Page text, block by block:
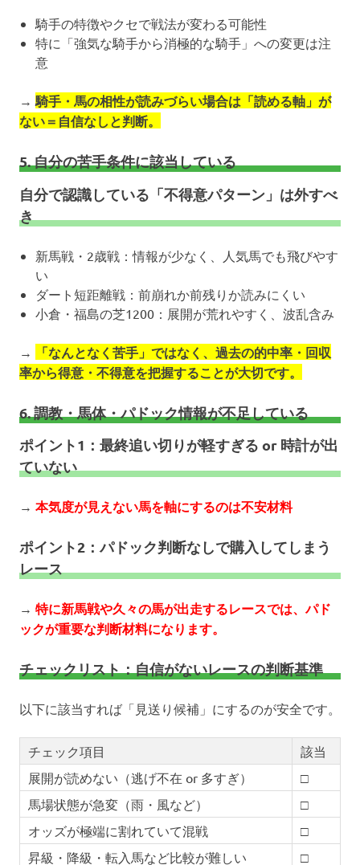
騎手の特徴やクセで戦法が変わる可能性
特に「強気な騎手から消極的な騎手」への変更は注
意
→ 騎手・馬の相性が読みづらい場合は「読める軸」が
ない＝自信なしと判断。
5. 自分の苦手条件に該当している
自分で認識している「不得意パターン」は外すべ
き
新馬戦・2歳戦：情報が少なく、人気馬でも飛びやす
い
ダート短距離戦：前崩れか前残りか読みにくい
小倉・福島の芝1200：展開が荒れやすく、波乱含み
→
「なんとなく苦手」ではなく、過去の的中率・回収
率から得意・不得意を把握することが大切です。
6. 調教・馬体・パドック情報が不足している
ポイント1：最終追い切りが軽すぎる or 時計が出
ていない
→ 本気度が見えない馬を軸にするのは不安材料
ポイント2：パドック判断なしで購入してしまう
レース
→ 特に新馬戦や久々の馬が出走するレースでは、パド
ックが重要な判断材料になります。
チェックリスト：自信がないレースの判断基準
以下に該当すれば「見送り候補」にするのが安全です。
チェック項目
該当
展開が読めない（逃げ不在 or 多すぎ）
□
馬場状態が急変（雨・風など）
□
オッズが極端に割れていて混戦
□
昇級・降級・転入馬など比較が難しい
□